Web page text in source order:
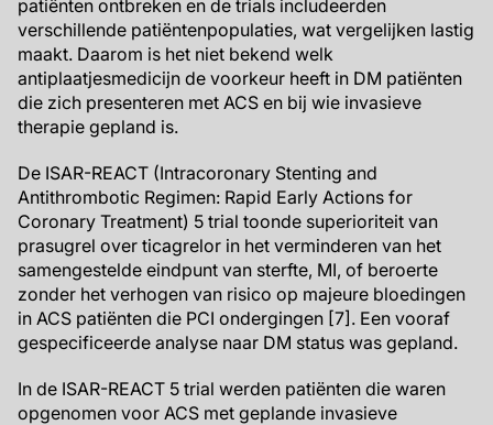
patiënten ontbreken en de trials includeerden
verschillende patiëntenpopulaties, wat vergelijken lastig
maakt. Daarom is het niet bekend welk
antiplaatjesmedicijn de voorkeur heeft in DM patiënten
die zich presenteren met ACS en bij wie invasieve
therapie gepland is.
De ISAR-REACT (Intracoronary Stenting and
Antithrombotic Regimen: Rapid Early Actions for
Coronary Treatment) 5 trial toonde superioriteit van
prasugrel over ticagrelor in het verminderen van het
samengestelde eindpunt van sterfte, MI, of beroerte
zonder het verhogen van risico op majeure bloedingen
in ACS patiënten die PCI ondergingen [7]. Een vooraf
gespecificeerde analyse naar DM status was gepland.
In de ISAR-REACT 5 trial werden patiënten die waren
opgenomen voor ACS met geplande invasieve